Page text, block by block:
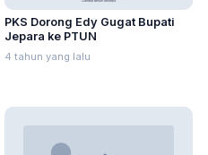
PKS Dorong Edy Gugat Bupati
Jepara ke PTUN
4 tahun yang lalu